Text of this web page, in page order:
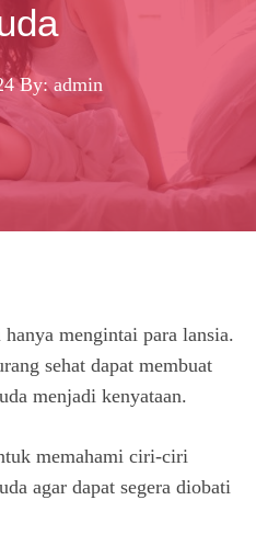
By: admin
mengintai para lansia.
sehat dapat membuat
menjadi kenyataan.
memahami ciri-ciri
agar dapat segera diobati